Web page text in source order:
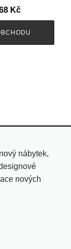
Kč
nábytek,
nových